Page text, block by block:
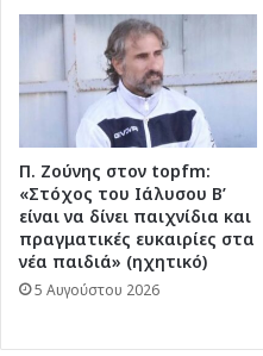
Π. Ζούνης στον topfm:
«Στόχος του Ιάλυσου Β’
είναι να δίνει παιχνίδια και
πραγματικές ευκαιρίες στα
νέα παιδιά» (ηχητικό)
5 Αυγούστου 2026